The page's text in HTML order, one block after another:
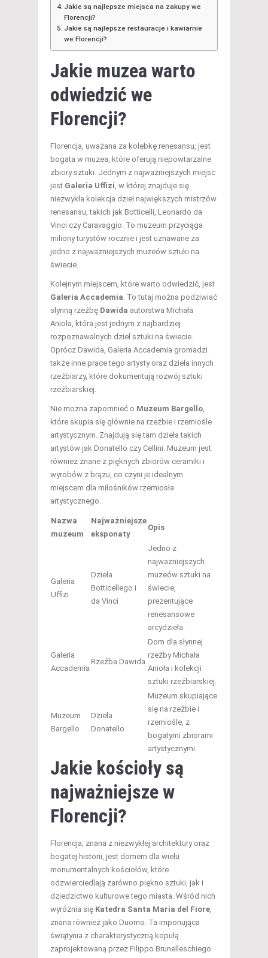
Jakie są najlepsze miejsca na zakupy we
Florencji?
Jakie są najlepsze restauracje i kawiarnie
we Florencji?
Jakie muzea warto
odwiedzić we
Florencji?
Florencja, uważana za kolebkę renesansu, jest
bogata w muzea, które oferują niepowtarzalne
zbiory sztuki. Jednym z najważniejszych miejsc
jest Galeria Uffizi , w której znajduje się
niezwykła kolekcja dzieł największych mistrzów
renesansu, takich jak Botticelli, Leonardo da
Vinci czy Caravaggio. To muzeum przyciąga
miliony turystów rocznie i jest uznawane za
jedno z najważniejszych muzeów sztuki na
świecie.
Kolejnym miejscem, które warto odwiedzić, jest
Galeria Accademia . To tutaj można podziwiać
słynną rzeźbę Dawida autorstwa Michała
Anioła, która jest jednym z najbardziej
rozpoznawalnych dzieł sztuki na świecie.
Oprócz Dawida, Galeria Accademia gromadzi
także inne prace tego artysty oraz dzieła innych
rzeźbiarzy, które dokumentują rozwój sztuki
rzeźbiarskiej.
Nie można zapomnieć o Muzeum Bargello
które skupia się głównie na rzeźbie i rzemiośle
artystycznym. Znajdują się tam dzieła takich
artystów jak Donatello czy Cellini. Muzeum jest
również znane z pięknych zbiorów ceramiki i
wyrobów z brązu, co czyni je idealnym
miejscem dla miłośników rzemiosła
artystycznego.
Nazwa
muzeum
Najważniejsze
eksponaty
Opis
Galeria
Uffizi
Dzieła
Botticellego i
da Vinci
Jedno z
najważniejszych
muzeów sztuki na
świecie,
prezentujące
renesansowe
arcydzieła.
Galeria
Accademia
Rzeźba Dawida
Dom dla słynnej
rzeźby Michała
Anioła i kolekcji
sztuki rzeźbiarskiej.
Muzeum
Bargello
Dzieła
Donatello
Muzeum skupiające
się na rzeźbie i
rzemiośle, z
bogatymi zbiorami
artystycznymi.
Jakie kościoły są
najważniejsze w
Florencji?
Florencja, znana z niezwykłej architektury oraz
bogatej historii, jest domem dla wielu
monumentalnych kościołów, które
odzwierciedlają zarówno piękno sztuki, jak i
dziedzictwo kulturowe tego miasta. Wśród nich
wyróżnia się Katedra Santa Maria del Fiore
znana również jako Duomo. Ta imponująca
świątynia z charakterystyczną kopułą
zaprojektowaną przez Filippo Brunelleschiego